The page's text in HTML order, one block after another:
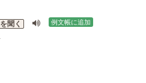
聞く 例文帳に追加